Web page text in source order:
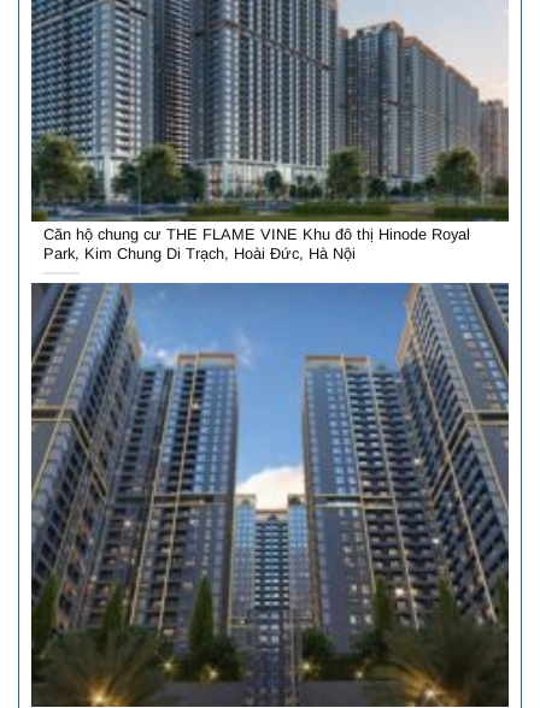
Căn hộ chung cư THE FLAME VINE Khu đô thị Hinode Royal
Park, Kim Chung Di Trạch, Hoài Đức, Hà Nội